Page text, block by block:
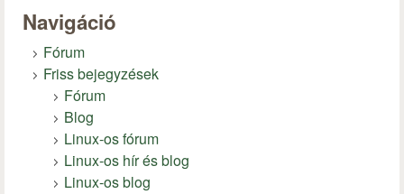
Navigáció
Fórum
Friss bejegyzések
Fórum
Blog
Linux-os fórum
Linux-os hír és blog
Linux-os blog